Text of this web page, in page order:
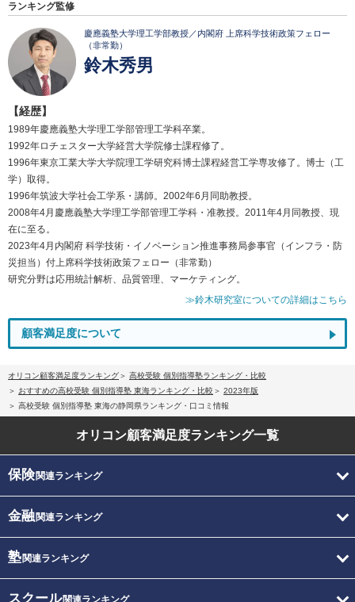
ランキング監修
慶應義塾大学理工学部教授／内閣府 上席科学技術政策フェロー
（非常勤）
鈴木秀男
【経歴】
1989年慶應義塾大学理工学部管理工学科卒業。
1992年ロチェスター大学経営大学院修士課程修了。
1996年東京工業大学大学院理工学研究科博士課程経営工学専攻修了。博士（工
学）取得。
1996年筑波大学社会工学系・講師。2002年6月同助教授。
2008年4月慶應義塾大学理工学部管理工学科・准教授。2011年4月同教授、現
在に至る。
2023年4月内閣府 科学技術・イノベーション推進事務局参事官（インフラ・防
災担当）付上席科学技術政策フェロー（非常勤）
研究分野は応用統計解析、品質管理、マーケティング。
≫鈴木研究室についての詳細はこちら
顧客満足度について
オリコン顧客満足度ランキング
高校受験 個別指導塾ランキング・比較
おすすめの高校受験 個別指導塾 東海ランキング・比較
2023年版
高校受験 個別指導塾 東海の静岡県ランキング・口コミ情報
オリコン顧客満足度ランキング一覧
保険関連ランキング
金融関連ランキング
塾関連ランキング
スクール